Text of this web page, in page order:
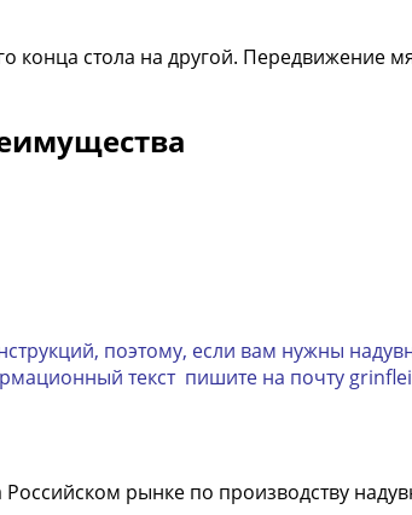
конца стола на другой. Передвижение
поэтому, если вам нужны
текст пишите на почту
рынке по производству